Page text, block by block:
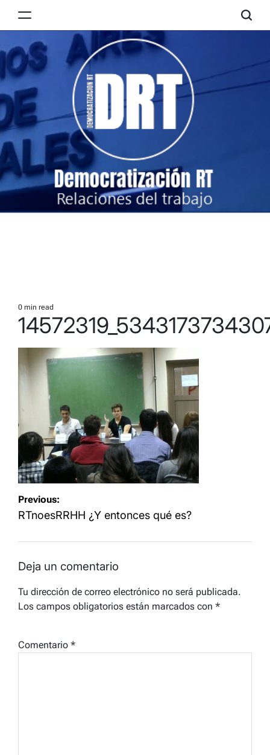
RT
Estimated
read
time
0 min read
Navegación
de
Previous:
RTnoesRRHH ¿Y entonces qué es?
Deja un comentario
Tu dirección de correo electrónico no será publicada.
Los campos obligatorios están marcados con *
Comentario *